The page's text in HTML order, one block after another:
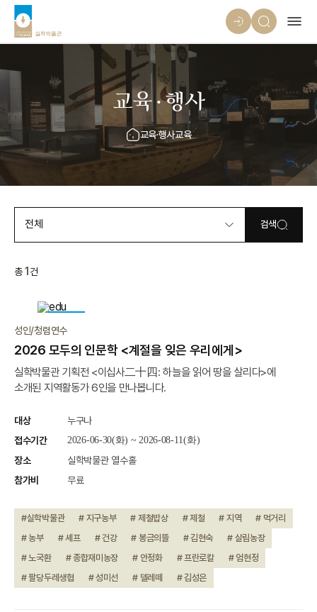
교육·행사
교육·행사교육
전체 검색
총 1건
성인/청렴연수
2026 모두의 인문학 <계절을 잊은 우리에게>
실학박물관 기획전 <이십사二十四: 하늘을 읽어 땅을 살리다>에
소개된 지역활동가 6인을 만나봅니다.
대상
누구나
접수기간
2026-06-30(화) ~ 2026-08-11(화)
장소
실학박물관 열수홀
참가비
무료
#실학박물관 # 지구농부 # 제철밥상 # 제철 # 지역
# 먹거리
# 농부
# 셰프 # 건강 # 봉금의뜰 # 김현숙
# 살림농장
# 노국환
# 종합재미농장 # 안정화 # 프란로칼
# 엄현정
# 팔당두레생협
# 성미선 # 델레떼 # 김성은